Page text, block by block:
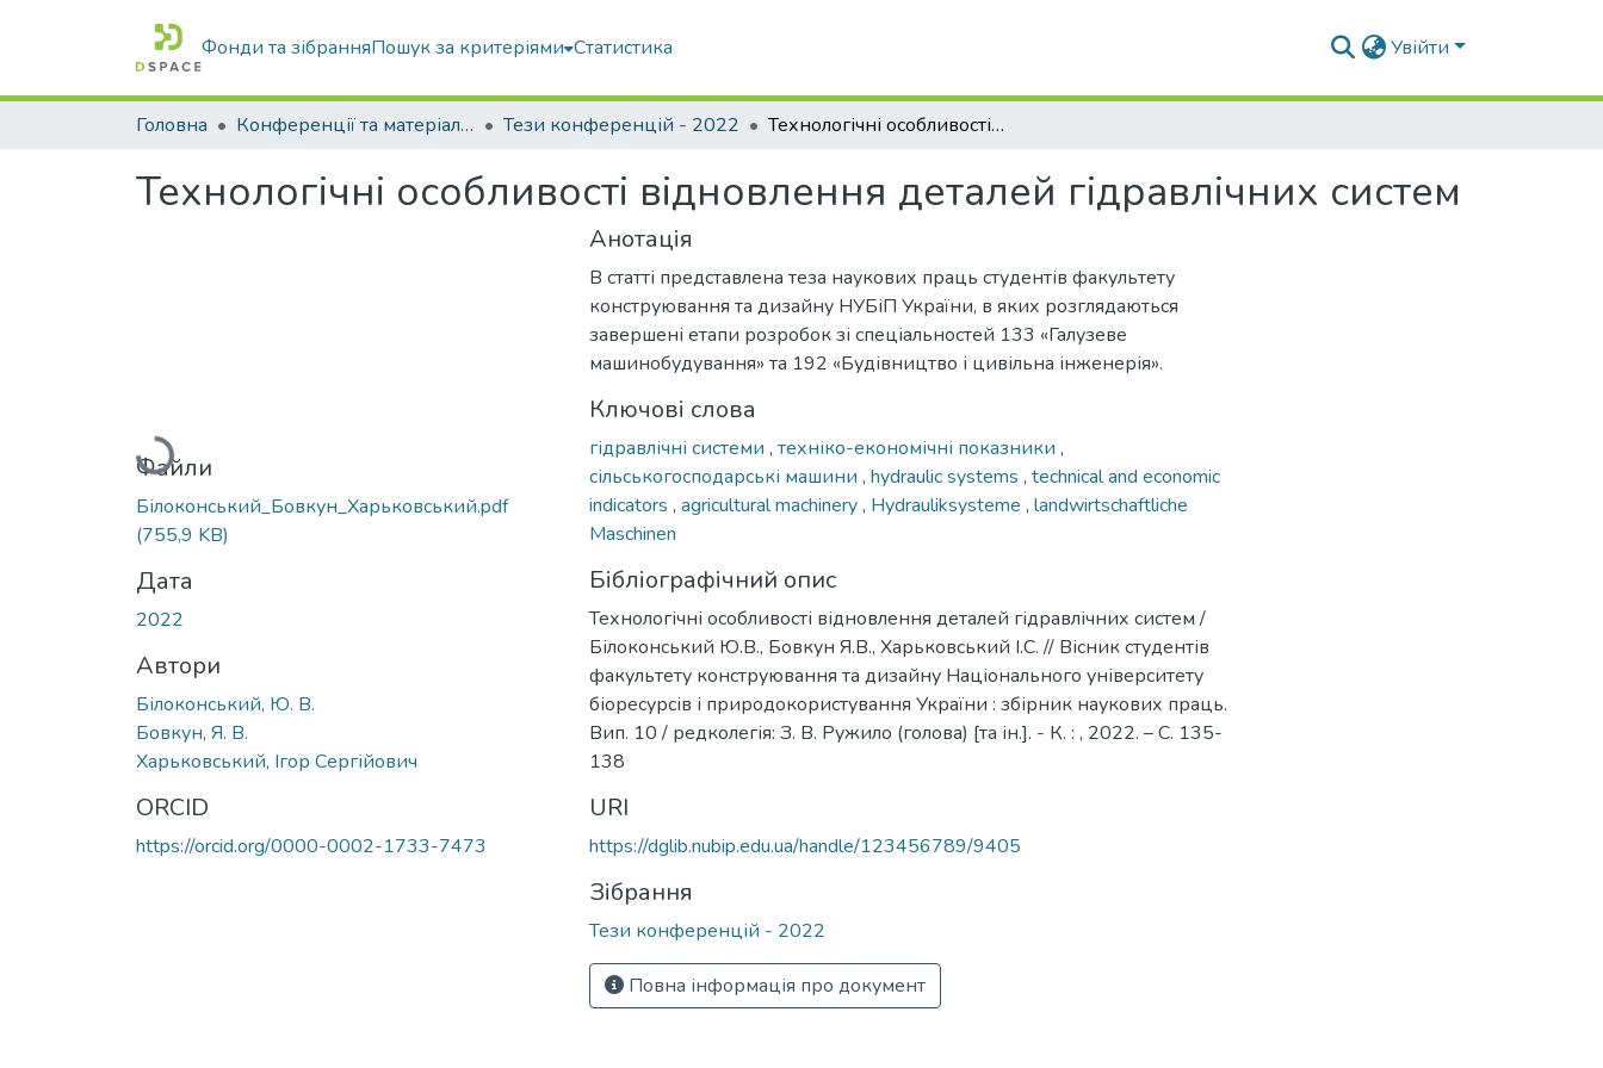
Фонди та зібранняПошук за критеріями Статистика Увійти
Головна Конференції та матеріали конференцій Тези конференцій - 2022 Технологічні особливості відновлення деталей гідравлічних систем
Технологічні особливості відновлення деталей гідравлічних систем
Вантажиться...
Файли
Білоконський_Бовкун_Харьковський.pdf
(755,9 KB)
Дата
2022
Автори
Білоконський, Ю. В.
Бовкун, Я. В.
Харьковський, Ігор Сергійович
ORCID
https://orcid.org/0000-0002-1733-7473
Анотація
В статті представлена теза наукових праць студентів факультету
конструювання та дизайну НУБіП України, в яких розглядаються
завершені етапи розробок зі спеціальностей 133 «Галузеве
машинобудування» та 192 «Будівництво і цивільна інженерія».
Ключові слова
гідравлічні системи , техніко-економічні показники ,
сільськогосподарські машини , hydraulic systems , technical and economic
indicators , agricultural machinery, Hydrauliksysteme , landwirtschaftliche
Maschinen
Бібліографічний опис
Технологічні особливості відновлення деталей гідравлічних систем /
Білоконський Ю.В., Бовкун Я.В., Харьковський І.С. // Вісник студентів
факультету конструювання та дизайну Національного університету
біоресурсів і природокористування України : збірник наукових праць.
Вип. 10 / редколегія: З. В. Ружило (голова) [та ін.]. - К. : , 2022. – С. 135-
138
URI
https://dglib.nubip.edu.ua/handle/123456789/9405
Зібрання
Тези конференцій - 2022
Повна інформація про документ